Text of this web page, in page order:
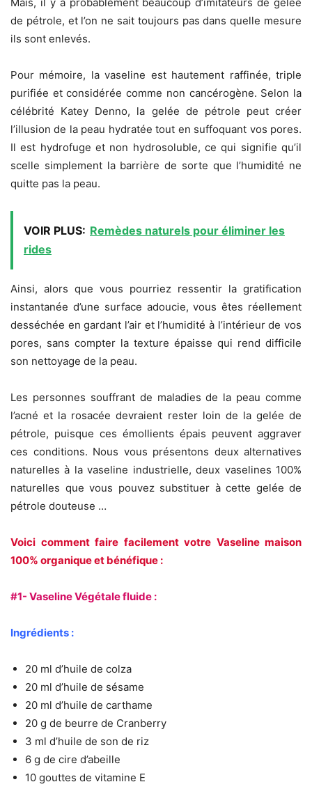
Mais, il y a probablement beaucoup d’imitateurs de gelée
de pétrole, et l’on ne sait toujours pas dans quelle mesure
ils sont enlevés.
Pour mémoire, la vaseline est hautement raffinée, triple
purifiée et considérée comme non cancérogène. Selon la
célébrité Katey Denno, la gelée de pétrole peut créer
l’illusion de la peau hydratée tout en suffoquant vos pores.
Il est hydrofuge et non hydrosoluble, ce qui signifie qu’il
scelle simplement la barrière de sorte que l’humidité ne
quitte pas la peau.
VOIR PLUS: Remèdes naturels pour éliminer les
rides
Ainsi, alors que vous pourriez ressentir la gratification
instantanée d’une surface adoucie, vous êtes réellement
desséchée en gardant l’air et l’humidité à l’intérieur de vos
pores, sans compter la texture épaisse qui rend difficile
son nettoyage de la peau.
Les personnes souffrant de maladies de la peau comme
l’acné et la rosacée devraient rester loin de la gelée de
pétrole, puisque ces émollients épais peuvent aggraver
ces conditions. Nous vous présentons deux alternatives
naturelles à la vaseline industrielle, deux vaselines 100%
naturelles que vous pouvez substituer à cette gelée de
pétrole douteuse …
Voici comment faire facilement votre Vaseline maison
100% organique et bénéfique :
#1- Vaseline Végétale fluide :
Ingrédients :
20 ml d’huile de colza
20 ml d’huile de sésame
20 ml d’huile de carthame
20 g de beurre de Cranberry
3 ml d’huile de son de riz
6 g de cire d’abeille
10 gouttes de vitamine E